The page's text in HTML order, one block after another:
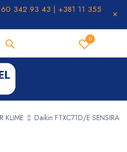
342 93 43 | +381 11 355
0
KLIME Daikin FTXC71D/E SENSIRA